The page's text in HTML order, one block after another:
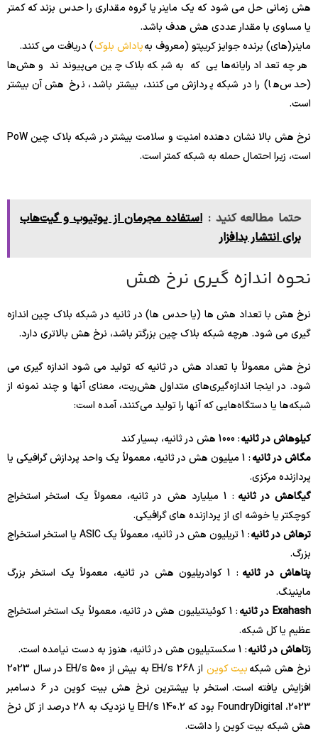
هش زمانی حل می شود که یک ماینر یا گروه مقداری را حدس بزند که کمتر
یا مساوی با مقدار عددی هش هدف باشد.
ماینر(های) برنده جوایز کریپتو (معروف بهپاداش بلوک) دریافت می کنند.
هرچه تعداد رایانه‌هایی که به شبکه بلاک چین می‌پیوندند و هش‌ها
(حدس‌ها) را در شبکه پردازش می‌کنند، بیشتر باشد، نرخ هش آن بیشتر
است.
نرخ هش بالا نشان دهنده امنیت و سلامت بیشتر در شبکه بلاک چین PoW
است، زیرا احتمال حمله به شبکه کمتر است.
حتما مطالعه کنید : استفاده مجرمان از یوتیوب و گیت‌هاب
برای انتشار بدافزار
نحوه اندازه گیری نرخ هش
نرخ هش با تعداد هش ها (یا حدس ها) در ثانیه در شبکه بلاک چین اندازه
گیری می شود. هرچه شبکه بلاک چین بزرگتر باشد، نرخ هش بالاتری دارد.
نرخ هش معمولاً با تعداد هش در ثانیه که تولید می شود اندازه گیری می
شود. در اینجا اندازه‌گیری‌های متداول هش‌ریت، معنای آنها و چند نمونه از
شبکه‌ها یا دستگاه‌هایی که آنها را تولید می‌کنند، آمده است:
کیلوهاش در ثانیه: 1000 هش در ثانیه، بسیار کند
مگاش در ثانیه
: 1 میلیون هش در ثانیه، معمولاً یک واحد پردازش گرافیکی یا
پردازنده مرکزی.
گیگاهش در ثانیه
: 1 میلیارد هش در ثانیه، معمولاً یک استخر استخراج
کوچکتر یا خوشه ای از پردازنده های گرافیکی.
ترهاش در ثانیه
: 1 تریلیون هش در ثانیه، معمولاً یک ASIC یا استخر استخراج
بزرگ.
پتاهاش در ثانیه
: 1 کوادریلیون هش در ثانیه، معمولاً یک استخر بزرگ
ماینینگ.
Exahash در ثانیه
: 1 کوئینتیلیون هش در ثانیه، معمولاً یک استخر استخراج
عظیم یا کل شبکه.
زتاهاش در ثانیه: 1 سکستیلیون هش در ثانیه، هنوز به دست نیامده است.
نرخ هش شبکهبیت کوین
از 268 EH/s به بیش از 500 EH/s در سال 2023
افزایش یافته است. استخر با بیشترین نرخ هش بیت کوین در 6 دسامبر
2023، FoundryDigital بود که 140.2 EH/s یا نزدیک به 28 درصد از کل نرخ
هش شبکه بیت کوین را داشت.